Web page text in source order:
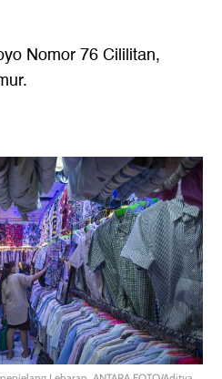
Nomor 76 Cililitan,